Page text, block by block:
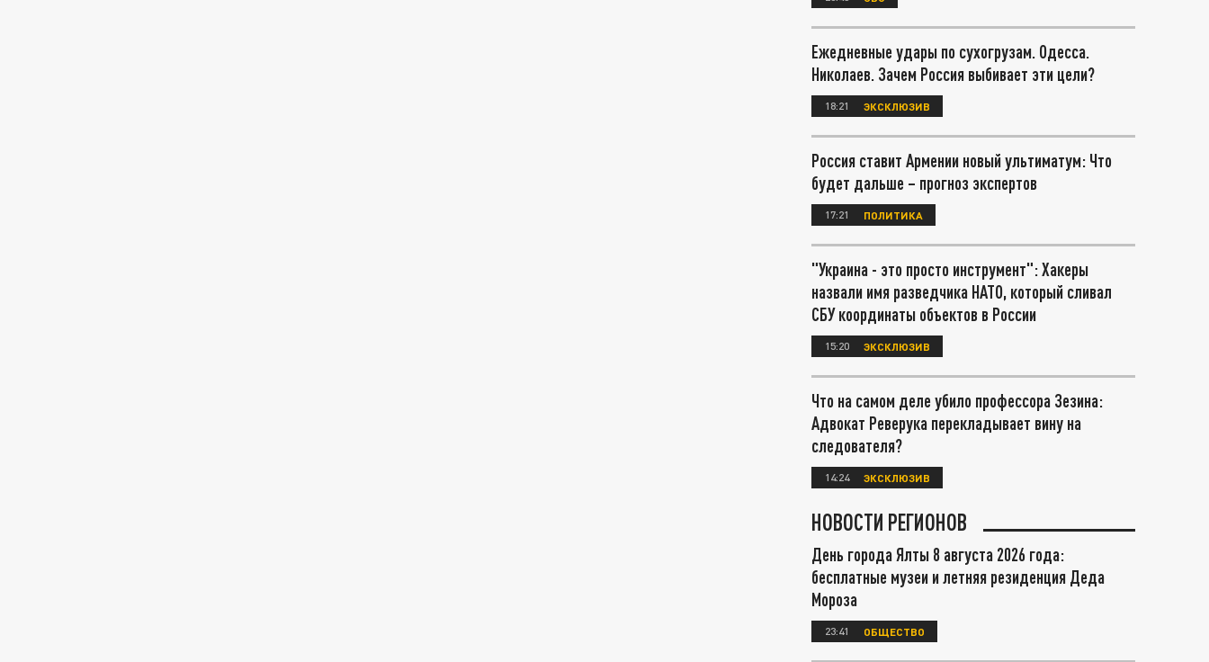
Ежедневные удары по сухогрузам. Одесса.
Николаев. Зачем Россия выбивает эти цели?
18:21 ЭКСКЛЮЗИВ
Россия ставит Армении новый ультиматум: Что
будет дальше – прогноз экспертов
17:21 ПОЛИТИКА
"Украина - это просто инструмент": Хакеры
назвали имя разведчика НАТО, который сливал
СБУ координаты объектов в России
15:20 ЭКСКЛЮЗИВ
Что на самом деле убило профессора Зезина:
Адвокат Реверука перекладывает вину на
следователя?
14:24 ЭКСКЛЮЗИВ
НОВОСТИ РЕГИОНОВ
День города Ялты 8 августа 2026 года:
бесплатные музеи и летняя резиденция Деда
Мороза
23:41 ОБЩЕСТВО